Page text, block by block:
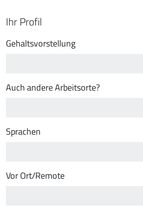
Ihr Profil
Gehaltsvorstellung
Auch andere Arbeitsorte?
Sprachen
Vor Ort/Remote